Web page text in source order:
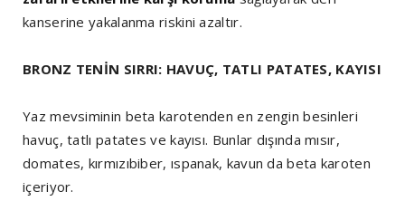
kanserine yakalanma riskini azaltır.
BRONZ TENİN SIRRI: HAVUÇ, TATLI PATATES, KAYISI
Yaz mevsiminin beta karotenden en zengin besinleri
havuç, tatlı patates ve kayısı. Bunlar dışında mısır,
domates, kırmızıbiber, ıspanak, kavun da beta karoten
içeriyor.